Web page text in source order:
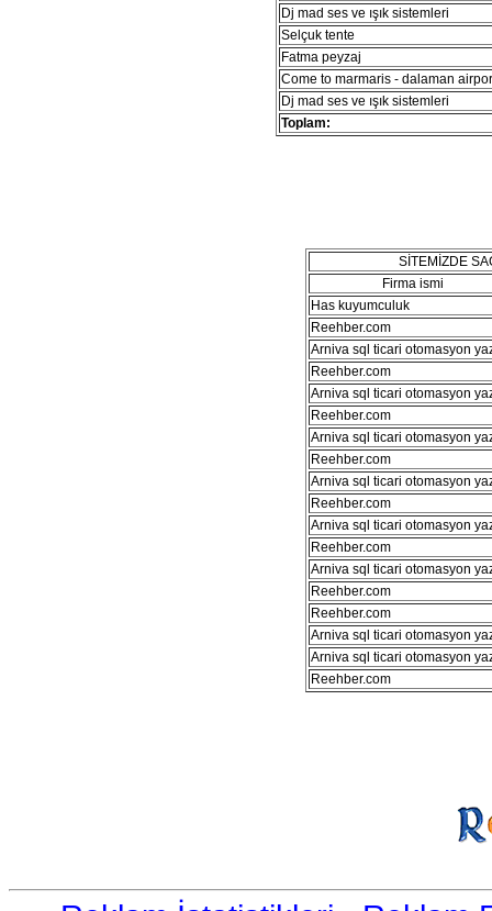
Dj mad ses ve ışık sistemleri
Selçuk tente
Fatma peyzaj
Come to marmaris - dalaman
Dj mad ses ve ışık sistemleri
Toplam:
SİTEMİZDE
Firma ismi
Has kuyumculuk
Reehber.com
Arniva sql ticari otomasyon
Reehber.com
Arniva sql ticari otomasyon
Reehber.com
Arniva sql ticari otomasyon
Reehber.com
Arniva sql ticari otomasyon
Reehber.com
Arniva sql ticari otomasyon
Reehber.com
Arniva sql ticari otomasyon
Reehber.com
Reehber.com
Arniva sql ticari otomasyon
Arniva sql ticari otomasyon
Reehber.com